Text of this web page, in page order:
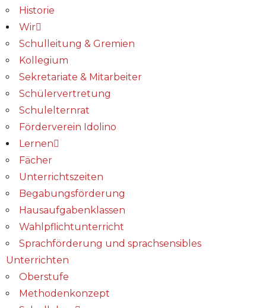
Historie
Wir
Schulleitung & Gremien
Kollegium
Sekretariate & Mitarbeiter
Schülervertretung
Schulelternrat
Förderverein Idolino
Lernen
Fächer
Unterrichtszeiten
Begabungs­förderung
Hausaufgabenklassen
Wahlpflichtunterricht
Sprachförderung und sprachsensibles
Unterrichten
Oberstufe
Methodenkonzept